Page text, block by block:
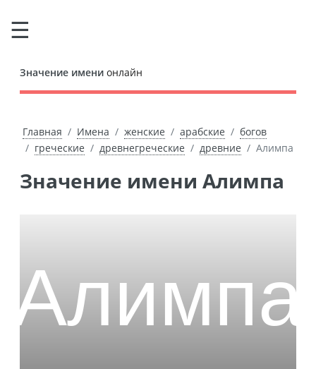
Значение имени онлайн
Главная Имена женские арабские
богов
греческие
древнегреческие древние Алимпа
Значение имени Алимпа